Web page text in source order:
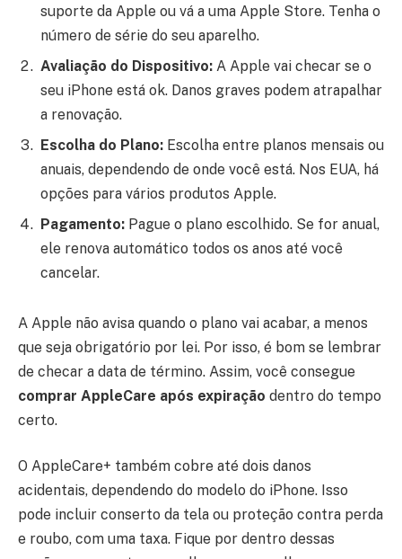
suporte da Apple ou vá a uma Apple Store. Tenha o
número de série do seu aparelho.
Avaliação do Dispositivo: A Apple vai checar se o
seu iPhone está ok. Danos graves podem atrapalhar
a renovação.
Escolha do Plano: Escolha entre planos mensais ou
anuais, dependendo de onde você está. Nos EUA, há
opções para vários produtos Apple.
Pagamento: Pague o plano escolhido. Se for anual,
ele renova automático todos os anos até você
cancelar.
A Apple não avisa quando o plano vai acabar, a menos
que seja obrigatório por lei. Por isso, é bom se lembrar
de checar a data de término. Assim, você consegue
comprar AppleCare após expiração dentro do tempo
certo.
O AppleCare+ também cobre até dois danos
acidentais, dependendo do modelo do iPhone. Isso
pode incluir conserto da tela ou proteção contra perda
e roubo, com uma taxa. Fique por dentro dessas